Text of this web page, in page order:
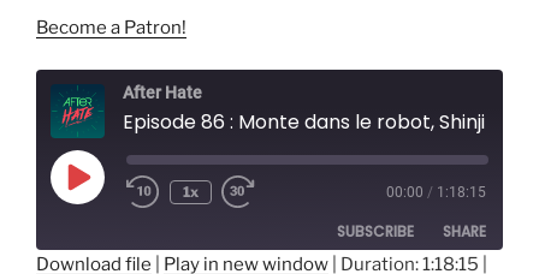
Become a Patron!
After Hate
Episode 86 : Monte dans le robot, Shinji
Play
Episode
1x 00:00 / 1:18:15
SUBSCRIBE SHARE
Download file Play in new window Duration: 1:18:15